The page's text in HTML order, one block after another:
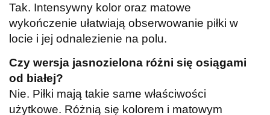
Tak. Intensywny kolor oraz matowe
wykończenie ułatwiają obserwowanie piłki w
locie i jej odnalezienie na polu.
Czy wersja jasnozielona różni się osiągami
od białej?
Nie. Piłki mają takie same właściwości
użytkowe. Różnią się kolorem i matowym